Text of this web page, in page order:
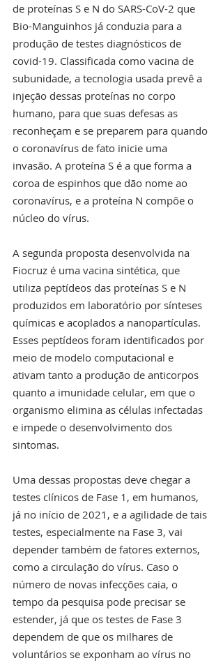
de proteínas S e N do SARS-CoV-2 que
Bio-Manguinhos já conduzia para a
produção de testes diagnósticos de
covid-19. Classificada como vacina de
subunidade, a tecnologia usada prevê a
injeção dessas proteínas no corpo
humano, para que suas defesas as
reconheçam e se preparem para quando
o coronavírus de fato inicie uma
invasão. A proteína S é a que forma a
coroa de espinhos que dão nome ao
coronavírus, e a proteína N compõe o
núcleo do vírus.
A segunda proposta desenvolvida na
Fiocruz é uma vacina sintética, que
utiliza peptídeos das proteínas S e N
produzidos em laboratório por sínteses
químicas e acoplados a nanopartículas.
Esses peptídeos foram identificados por
meio de modelo computacional e
ativam tanto a produção de anticorpos
quanto a imunidade celular, em que o
organismo elimina as células infectadas
e impede o desenvolvimento dos
sintomas.
Uma dessas propostas deve chegar a
testes clínicos de Fase 1, em humanos,
já no início de 2021, e a agilidade de tais
testes, especialmente na Fase 3, vai
depender também de fatores externos,
como a circulação do vírus. Caso o
número de novas infecções caia, o
tempo da pesquisa pode precisar se
estender, já que os testes de Fase 3
dependem de que os milhares de
voluntários se exponham ao vírus no